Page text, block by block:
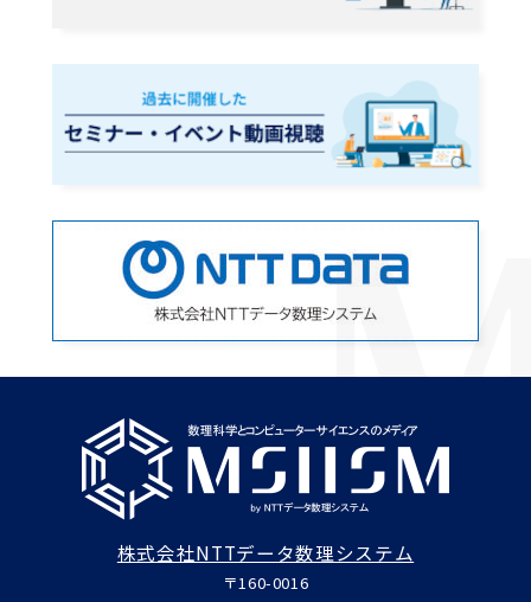
株式会社NTTデータ数理システム
〒160-0016